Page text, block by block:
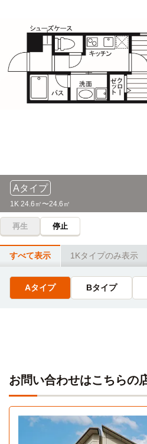
Aタイプ
1K 24.6㎡〜24.6㎡
再生 停止
すべて表示 1Kタイプのみ表示
Aタイプ Bタイプ
お問い合わせはこちらの